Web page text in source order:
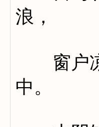
浪，
窗户凉
中。